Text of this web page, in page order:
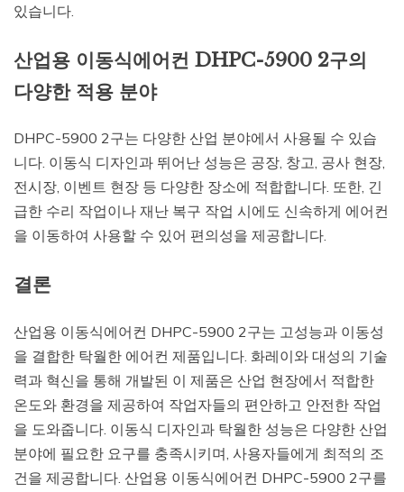
있습니다.
산업용 이동식에어컨 DHPC-5900 2구의
다양한 적용 분야
DHPC-5900 2구는 다양한 산업 분야에서 사용될 수 있습
니다. 이동식 디자인과 뛰어난 성능은 공장, 창고, 공사 현장,
전시장, 이벤트 현장 등 다양한 장소에 적합합니다. 또한, 긴
급한 수리 작업이나 재난 복구 작업 시에도 신속하게 에어컨
을 이동하여 사용할 수 있어 편의성을 제공합니다.
결론
산업용 이동식에어컨 DHPC-5900 2구는 고성능과 이동성
을 결합한 탁월한 에어컨 제품입니다. 화레이와 대성의 기술
력과 혁신을 통해 개발된 이 제품은 산업 현장에서 적합한
온도와 환경을 제공하여 작업자들의 편안하고 안전한 작업
을 도와줍니다. 이동식 디자인과 탁월한 성능은 다양한 산업
분야에 필요한 요구를 충족시키며, 사용자들에게 최적의 조
건을 제공합니다. 산업용 이동식에어컨 DHPC-5900 2구를